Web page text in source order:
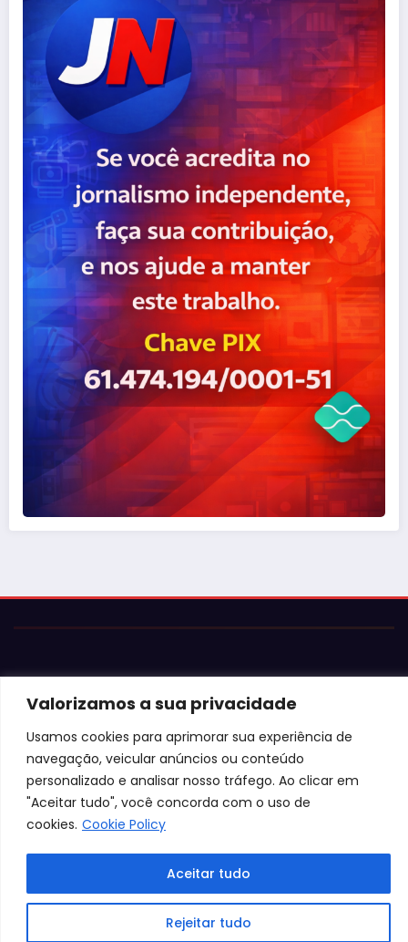
Valorizamos a sua privacidade
Usamos cookies para aprimorar sua experiência de
navegação, veicular anúncios ou conteúdo
personalizado e analisar nosso tráfego. Ao clicar em
"Aceitar tudo", você concorda com o uso de
cookies. Cookie Policy
Rejeitar tudo
Aceitar tudo
© 2026 Jota Neves. Todos os direitos reservados.
Conteúdo protegido por lei. A cópia ou reprodução sem
autorização expressa está sujeita às penalidades
legais.